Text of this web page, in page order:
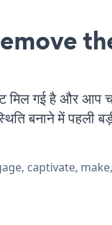
गई है और आप
बनाने में पहली
captivate,